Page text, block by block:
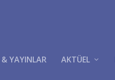
& YAYINLAR AKTÜEL